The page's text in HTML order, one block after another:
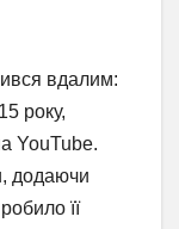
вдалим:
року,
YouTube.
додаючи
її